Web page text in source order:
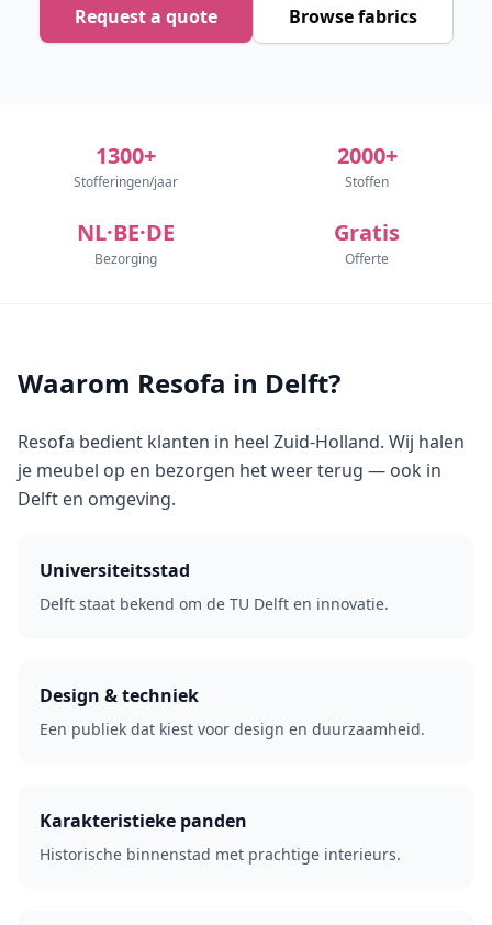
Request a quote Browse fabrics
1300+
Stofferingen/jaar
2000+
Stoffen
NL·BE·DE
Bezorging
Gratis
Offerte
Waarom Resofa in Delft?
Resofa bedient klanten in heel Zuid-Holland. Wij halen
je meubel op en bezorgen het weer terug — ook in
Delft en omgeving.
Universiteitsstad
Delft staat bekend om de TU Delft en innovatie.
Design & techniek
Een publiek dat kiest voor design en duurzaamheid.
Karakteristieke panden
Historische binnenstad met prachtige interieurs.